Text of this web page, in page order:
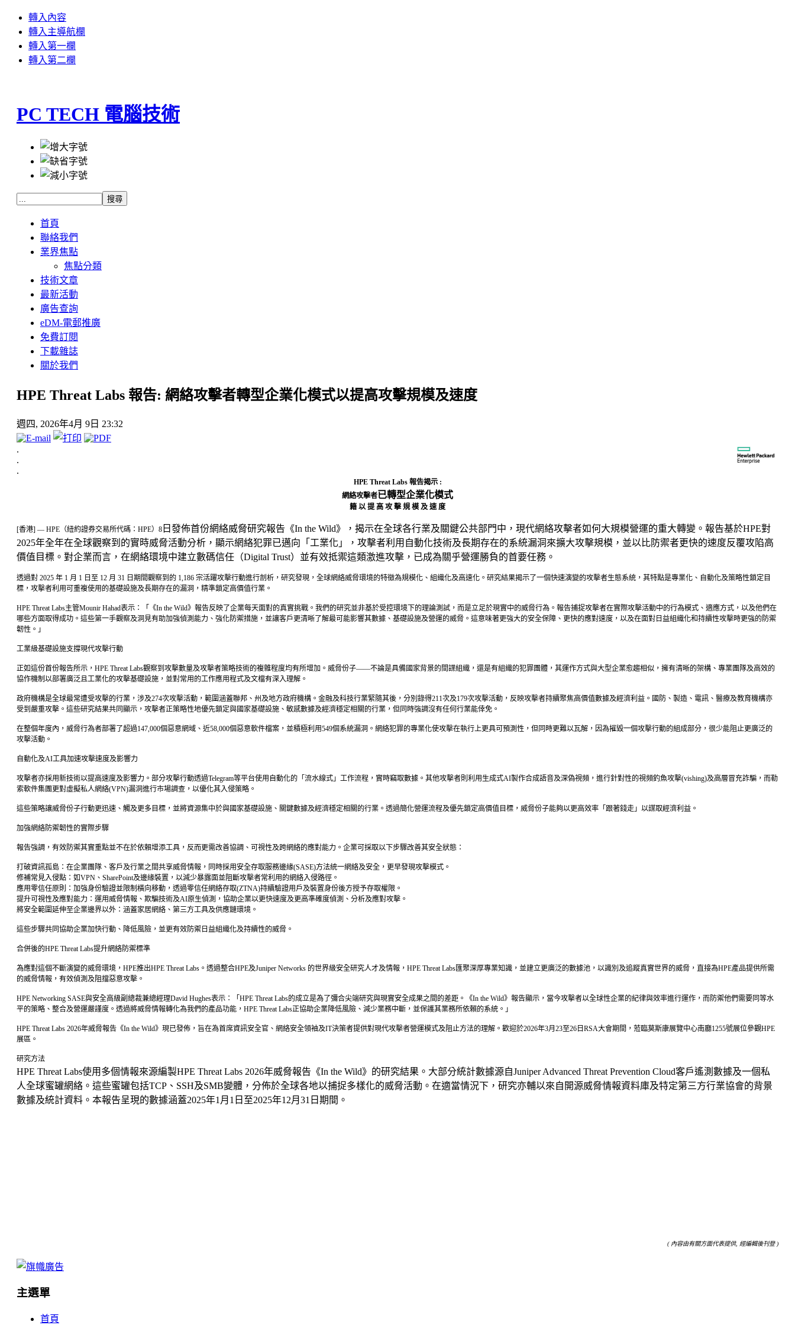
轉入內容
轉入主導航欄
轉入第一欄
轉入第二欄
PC TECH 電腦技術
首頁
聯絡我們
業界焦點
焦點分類
技術文章
最新活動
廣告查詢
eDM-電郵推廣
免費訂閱
下載雜誌
關於我們
HPE Threat Labs 報告: 網絡攻擊者轉型企業化模式以提高攻擊規模及速度
週四, 2026年4月 9日 23:32
.
.
.
HPE Threat Labs 報告揭示 :
網絡攻擊者已轉型企業化模式
籍 以 提 高 攻 擊 規 模 及 速 度
[香港] — HPE（紐約證券交易所代碼：HPE）8日 發佈首份網絡威脅研究報告《In the Wild》，揭示在全球各行業及關鍵公共部門中，現代網絡攻擊者如何大規模營運的重大轉變。報告基於HPE對
2025年全年在全球觀察到的實時威脅活動分析，顯示網絡犯罪已邁向「工業化」，攻擊者利用自動化技術及長期存在的系統漏洞來擴大攻擊規模，並以比防禦者更快的速度反覆攻陷高
價值目標。對企業而言，在網絡環境中建立數碼信任（Digital Trust）並有效抵禦這類激進攻擊，已成為關乎營運勝負的首要任務。
透過對 2025 年 1 月 1 日至 12 月 31 日期間觀察到的 1,186 宗活躍攻擊行動進行剖析，研究發現，全球網絡威脅環境的特徵為規模化、組織化及高速化。研究結果揭示了一個快速演變的攻擊者生態系統，其特點是專業化、自動化及策略性鎖定目
標，攻擊者利用可重複使用的基礎設施及長期存在的漏洞，精準鎖定高價值行業。
HPE Threat Labs主管Mounir Hahad表示：「《In the Wild》報告反映了企業每天面對的真實挑戰。我們的研究並非基於受控環境下的理論測試，而是立足於現實中的威脅行為。報告捕捉攻擊者在實際攻擊活動中的行為模式、適應方式，以及他們在
哪些方面取得成功。這些第一手觀察及洞見有助加強偵測能力、強化防禦措施，並讓客戶更清晰了解最可能影響其數據、基礎設施及營運的威脅。這意味著更強大的安全保障、更快的應對速度，以及在面對日益組織化和持續性攻擊時更強的防禦
韌性。」
工業級基礎設施支撐現代攻擊行動
正如這份首份報告所示，HPE Threat Labs觀察到攻擊數量及攻擊者策略技術的複雜程度均有所增加。威脅份子——不論是具備國家背景的間諜組織，還是有組織的犯罪團體，其運作方式與大型企業愈趨相似，擁有清晰的架構、專業團隊及高效的
協作機制以部署廣泛且工業化的攻擊基礎設施，並對常用的工作應用程式及文檔有深入理解。
政府機構是全球最常遭受攻擊的行業，涉及274次攻擊活動，範圍涵蓋聯邦、州及地方政府機構。金融及科技行業緊隨其後，分別錄得211次及179次攻擊活動，反映攻擊者持續聚焦高價值數據及經濟利益。國防、製造、電訊、醫療及教育機構亦
受到嚴重攻擊。這些研究結果共同顯示，攻擊者正策略性地優先鎖定與國家基礎設施、敏感數據及經濟穩定相關的行業，但同時強調沒有任何行業能倖免。
在整個年度內，威脅行為者部署了超過147,000個惡意網域、近58,000個惡意軟件檔案，並積極利用549個系統漏洞。網絡犯罪的專業化使攻擊在執行上更具可預測性，但同時更難以瓦解，因為摧毀一個攻擊行動的組成部分，很少能阻止更廣泛的
攻擊活動。
自動化及AI工具加速攻擊速度及影響力
攻擊者亦採用新技術以提高速度及影響力。部分攻擊行動透過Telegram等平台使用自動化的「流水線式」工作流程，實時竊取數據。其他攻擊者則利用生成式AI製作合成語音及深偽視頻，進行針對性的視頻釣魚攻擊(vishing)及高層冒充詐騙，而勒
索軟件集團更對虛擬私人網絡(VPN)漏洞進行市場調查，以優化其入侵策略。
這些策略讓威脅份子行動更迅速、觸及更多目標，並將資源集中於與國家基礎設施、關鍵數據及經濟穩定相關的行業。透過簡化營運流程及優先鎖定高價值目標，威脅份子能夠以更高效率「跟著錢走」以謀取經濟利益。
加強網絡防禦韌性的實際步驟
報告強調，有效防禦其實重點並不在於依賴增添工具，反而更需改善協調、可視性及跨網絡的應對能力。企業可採取以下步驟改善其安全狀態：
打破資訊孤島：在企業團隊、客戶及行業之間共享威脅情報，同時採用安全存取服務邊緣(SASE)方法統一網絡及安全，更早發現攻擊模式。
修補常見入侵點：如VPN、SharePoint及邊緣裝置，以減少暴露面並阻斷攻擊者常利用的網絡入侵路徑。
應用零信任原則：加強身份驗證並限制橫向移動，透過零信任網絡存取(ZTNA)持續驗證用戶及裝置身份後方授予存取權限。
提升可視性及應對能力：運用威脅情報、欺騙技術及AI原生偵測，協助企業以更快速度及更高準確度偵測、分析及應對攻擊。
將安全範圍延伸至企業邊界以外：涵蓋家居網絡、第三方工具及供應鏈環境。
這些步驟共同協助企業加快行動、降低風險，並更有效防禦日益組織化及持續性的威脅。
合併後的HPE Threat Labs提升網絡防禦標準
為應對這個不斷演變的威脅環境，HPE推出HPE Threat Labs。透過整合HPE及Juniper Networks 的世界級安全研究人才及情報，HPE Threat Labs匯聚深厚專業知識，並建立更廣泛的數據池，以識別及追蹤真實世界的威脅，直接為HPE產品提供所需
的威脅情報，有效偵測及阻擋惡意攻擊。
HPE Networking SASE與安全高級副總裁兼總經理David Hughes表示：「HPE Threat Labs的成立是為了彌合尖端研究與現實安全成果之間的差距。《In the Wild》報告顯示，當今攻擊者以全球性企業的紀律與效率進行運作，而防禦他們需要同等水
平的策略、整合及營運嚴謹度。透過將威脅情報轉化為我們的產品功能，HPE Threat Labs正協助企業降低風險、減少業務中斷，並保護其業務所依賴的系統。」
HPE Threat Labs 2026年威脅報告《In the Wild》現已發佈，旨在為首席資訊安全官、網絡安全領袖及IT決策者提供對現代攻擊者營運模式及阻止方法的理解。歡迎於2026年3月23至26日RSA大會期間，蒞臨莫斯康展覽中心南廳1255號展位參觀HPE
展區。
研究方法
HPE Threat Labs使用多個情報來源編製HPE Threat Labs 2026年威脅報告《In the Wild》的研究結果。大部分統計數據源自Juniper Advanced Threat Prevention Cloud客戶遙測數據及一個私
人全球蜜罐網絡。這些蜜罐包括TCP、SSH及SMB變體，分佈於全球各地以捕捉多樣化的威脅活動。在適當情況下，研究亦輔以來自開源威脅情報資料庫及特定第三方行業協會的背景
數據及統計資料。本報告呈現的數據涵蓋2025年1月1日至2025年12月31日期間。
( 內容由有關方面代表提供, 經編輯後刊登 )
主選單
首頁